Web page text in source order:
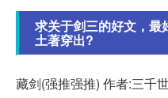
求关于剑三的好文，最
土著穿出?
藏剑(强推强推) 作者:三千